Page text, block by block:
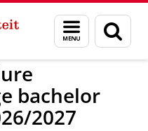
Menu
en
zoeken
Psychologie
bachelor
2027